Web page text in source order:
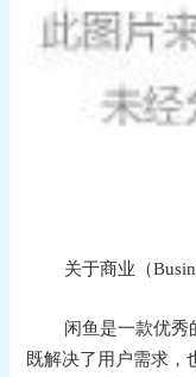
关于商业（
闲鱼是一款优秀
既解决了用户需求，